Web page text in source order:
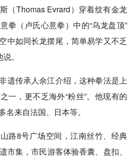
Thomas Evrard）穿着纹有金龙
拳（卢氏心意拳）中的“乌龙盘顶”
如同长龙摆尾，简单易学又不乏
。
传承人余江介绍，这种拳法是上
一，更不乏海外“粉丝”。他现有的
名来自法国、日本等。
8号广场空间，江南丝竹、经典
市集，市民游客体验香囊、盘扣、